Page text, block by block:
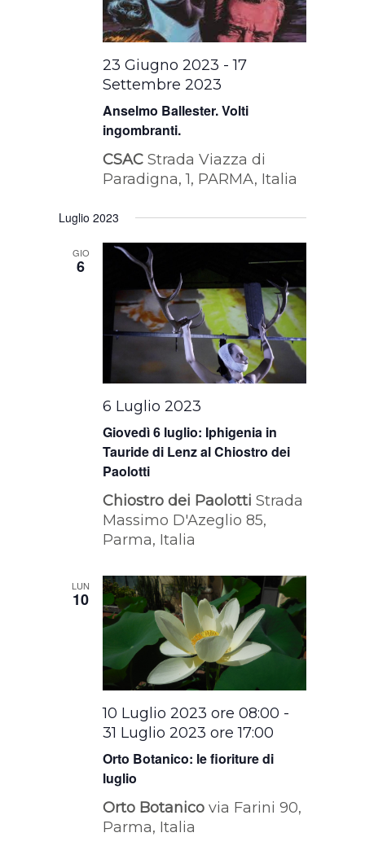
Anselmo Ballester. Volti
ingombranti.
23 Giugno 2023 -17
Settembre 2023
CSACStrada Viazza di
Paradigna, 1, PARMA, Italia
Luglio 2023
GIO
6
Giovedì 6 luglio: Iphigenia in
Tauride di Lenz al Chiostro dei
Paolotti
6 Luglio 2023
Chiostro dei PaolottiStrada
Massimo D'Azeglio 85,
Parma, Italia
LUN
10
Orto Botanico: le fioriture di
luglio
10 Luglio 2023 ore 08:00 -
31 Luglio 2023 ore 17:00
Orto Botanicovia Farini 90,
Parma, Italia